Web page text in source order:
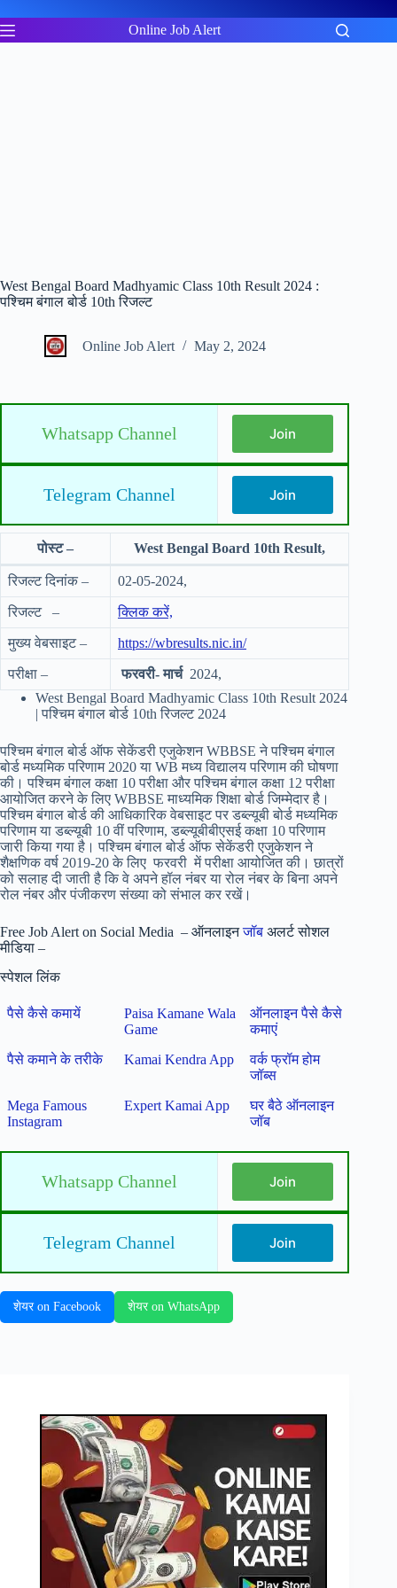
to
content
Online Job Alert
West Bengal Board Madhyamic Class 10th Result 2024 :
पश्चिम बंगाल बोर्ड 10th रिजल्ट
Online Job Alert May 2, 2024
Whatsapp Channel Join
Telegram Channel Join
पोस्ट – West Bengal Board 10th Result,
रिजल्ट दिनांक – 02-05-2024,
रिजल्ट – क्लिक करें,
मुख्य वेबसाइट – https://wbresults.nic.in/
परीक्षा – फरवरी- मार्च 2024,
West Bengal Board Madhyamic Class 10th Result 2024
| पश्चिम बंगाल बोर्ड 10th रिजल्ट 2024
पश्चिम बंगाल बोर्ड ऑफ सेकेंडरी एजुकेशन WBBSE ने पश्चिम बंगाल
बोर्ड मध्यमिक परिणाम 2020 या WB मध्य विद्यालय परिणाम की घोषणा
की। पश्चिम बंगाल कक्षा 10 परीक्षा और पश्चिम बंगाल कक्षा 12 परीक्षा
आयोजित करने के लिए WBBSE माध्यमिक शिक्षा बोर्ड जिम्मेदार है।
पश्चिम बंगाल बोर्ड की आधिकारिक वेबसाइट पर डब्ल्यूबी बोर्ड मध्यमिक
परिणाम या डब्ल्यूबी 10 वीं परिणाम, डब्ल्यूबीबीएसई कक्षा 10 परिणाम
जारी किया गया है। पश्चिम बंगाल बोर्ड ऑफ सेकेंडरी एजुकेशन ने
शैक्षणिक वर्ष 2019-20 के लिए फरवरी में परीक्षा आयोजित की। छात्रों
को सलाह दी जाती है कि वे अपने हॉल नंबर या रोल नंबर के बिना अपने
रोल नंबर और पंजीकरण संख्या को संभाल कर रखें।
Free Job Alert on Social Media – ऑनलाइनजॉब अलर्ट सोशल
मीडिया –
स्पेशल लिंक
पैसे कैसे कमायें
Paisa Kamane Wala
Game
ऑनलाइन पैसे कैसे
कमाएं
पैसे कमाने के तरीके
Kamai Kendra App
वर्क फ्रॉम होम
जॉब्स
Mega Famous
Instagram
Expert Kamai App
घर बैठे ऑनलाइन
जॉब
Whatsapp Channel Join
Telegram Channel Join
शेयर on Facebook शेयर on WhatsApp